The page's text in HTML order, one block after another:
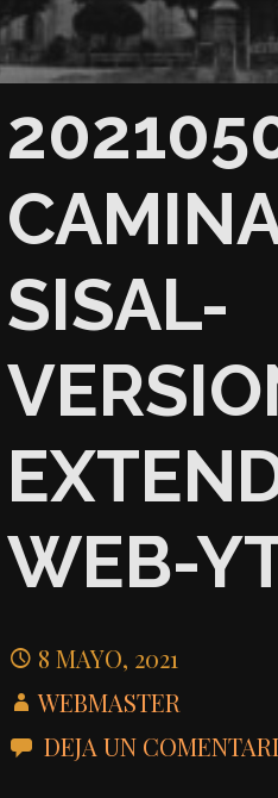
SISAL-
WEB-
8 MAYO, 2021
WEBMASTER
DEJA UN